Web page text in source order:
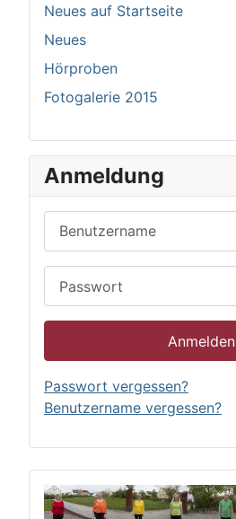
Neues auf Startseite
Neues
Hörproben
Fotogalerie 2015
Anmeldung
Anmelden
Passwort vergessen?
Benutzername vergessen?